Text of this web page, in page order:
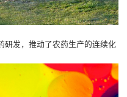
研发，推动了农药生产的连续化